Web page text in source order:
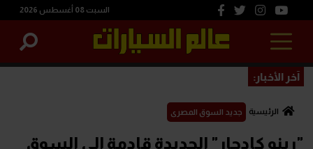
السبت 08 أغسطس 2026
آخر الأخبار:
الرئيسية جديد السوق المصرى
"رينو كادجار" الجديدة قادمة إلى السوق